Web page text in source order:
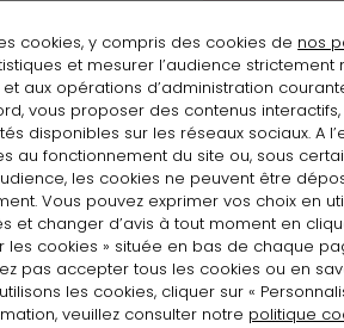
Soutenir le musée
Charte
cookies, y compris des cookies de nos
et mesurer l’audience strictement
aux opérations d’administration
vous proposer des contenus
disponibles sur les réseaux sociaux. A
au fonctionnement du site ou, sous
les cookies ne peuvent être
Vous pouvez exprimer vos choix en
et changer d’avis à tout moment en
les cookies » située en bas de chaque
pas accepter tous les cookies ou en
les cookies, cliquer sur «
veuillez consulter notre politique